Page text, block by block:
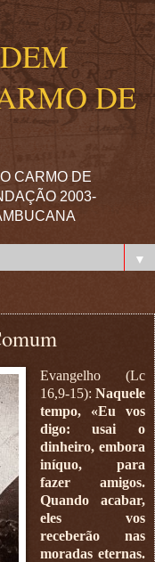
DE
CARMO DE
2003-
▼
Evangelho (Lc
16,9-15): Naquele
tempo, «Eu vos
digo: usai o
dinheiro, embora
iníquo, para
fazer amigos.
Quando acabar,
eles vos
receberão nas
moradas eternas.